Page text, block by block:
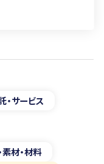
・サービス
素材・材料